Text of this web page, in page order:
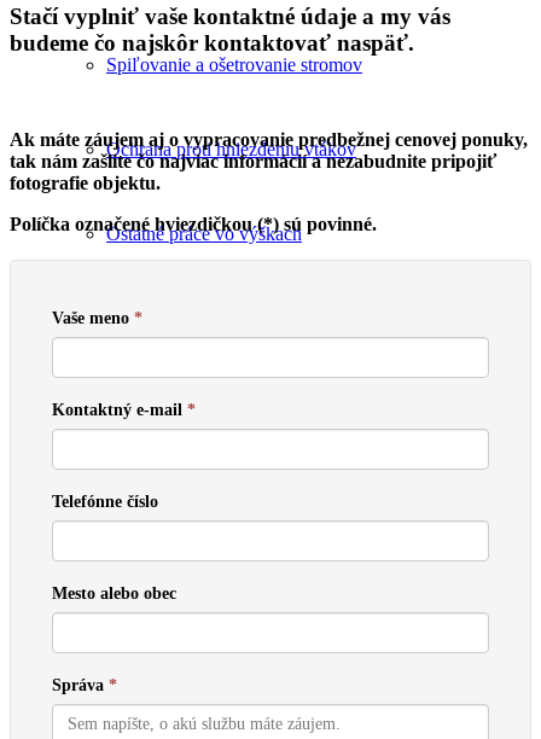
Spiľovanie a ošetrovanie stromov
Ochrana proti hniezdeniu vtákov
Ostatné práce vo výškach
Blog – Novinky
Kontakt
Stačí vyplniť vaše kontaktné údaje a my vás
budeme čo najskôr kontaktovať naspäť.
Ak máte záujem aj o vypracovanie predbežnej cenovej ponuky,
tak nám zašlite čo najviac informácií a nezabudnite pripojiť
fotografie objektu.
Políčka označené hviezdičkou (*) sú povinné.
Vaše meno *
Kontaktný e-mail *
Telefónne číslo
Mesto alebo obec
Správa *